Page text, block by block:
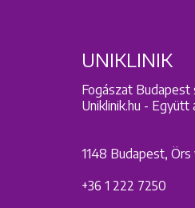
UNIKLINIK
Fogászat Budapest
Uniklinik.hu - Együtt
1148 Budapest,
+36 1 222 7250